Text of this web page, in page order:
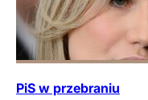
PiS w przebraniu